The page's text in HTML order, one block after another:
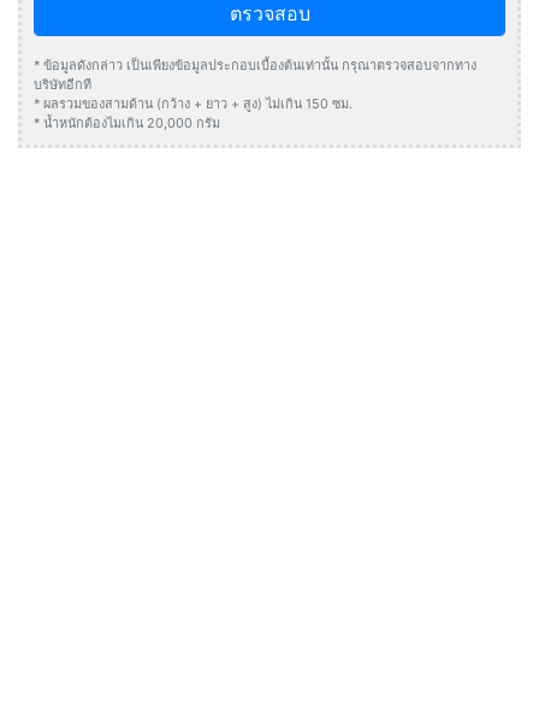
ตรวจสอบ
* ข้อมูลดังกล่าว เป็นเพียงข้อมูลประกอบเบื้องต้นเท่านั้น กรุณาตรวจสอบจากทาง
บริษัทอีกที
* ผลรวมของสามด้าน (กว้าง + ยาว + สูง) ไม่เกิน 150 ซม.
* น้ำหนักต้องไมเกิน 20,000 กรัม